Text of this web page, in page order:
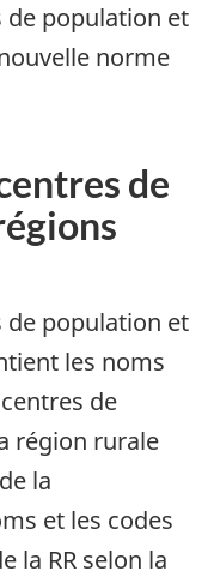
de population et
norme
de
de population et
les noms
de
région rurale
la
et les codes
la RR selon la